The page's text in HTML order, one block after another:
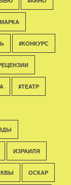
#КОНКУРС
#ТЕАТР
ИЗРАИЛЯ
ОСКАР